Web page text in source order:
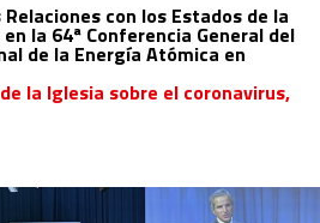
con los Estados de la
la 64ª Conferencia General del
de la Energía Atómica en
la Iglesia sobre el coronavirus,